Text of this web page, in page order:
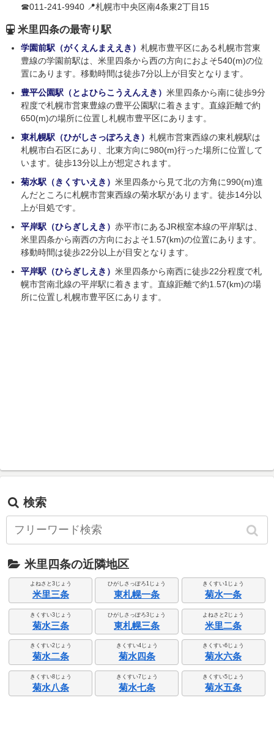
☎011-241-9940 📍札幌市中央区南4条東2丁目15
米里四条の最寄り駅
学園前駅（がくえんまええき） 札幌市豊平区にある札幌市営東
豊線の学園前駅は、米里四条から西の方向におよそ540(m)の位
置にあります。移動時間は徒歩7分以上が目安となります。
豊平公園駅（とよひらこうえんえき） 米里四条から南に徒歩9分
程度で札幌市営東豊線の豊平公園駅に着きます。直線距離で約
650(m)の場所に位置し札幌市豊平区にあります。
東札幌駅（ひがしさっぽろえき） 札幌市営東西線の東札幌駅は
札幌市白石区にあり、北東方向に980(m)行った場所に位置して
います。徒歩13分以上が想定されます。
菊水駅（きくすいえき） 米里四条から見て北の方角に990(m)進
んだところに札幌市営東西線の菊水駅があります。徒歩14分以
上が目処です。
平岸駅（ひらぎしえき） 赤平市にあるJR根室本線の平岸駅は、
米里四条から南西の方向におよそ1.57(km)の位置にあります。
移動時間は徒歩22分以上が目安となります。
平岸駅（ひらぎしえき） 米里四条から南西に徒歩22分程度で札
幌市営南北線の平岸駅に着きます。直線距離で約1.57(km)の場
所に位置し札幌市豊平区にあります。
検索
米里四条の近隣地区
よねさと3じょう
米里三条
ひがしさっぽろ1じょう
東札幌一条
きくすい1じょう
菊水一条
きくすい3じょう
菊水三条
ひがしさっぽろ3じょう
東札幌三条
よねさと2じょう
米里二条
きくすい2じょう
菊水二条
きくすい4じょう
菊水四条
きくすい6じょう
菊水六条
きくすい8じょう
菊水八条
きくすい7じょう
菊水七条
きくすい5じょう
菊水五条